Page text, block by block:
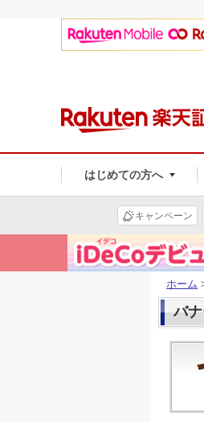
はじめての方へ
キャンペーン
ホーム
バ